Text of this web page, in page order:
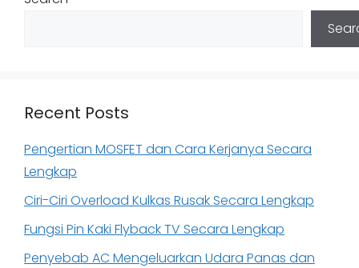
Recent Posts
Pengertian MOSFET dan Cara Kerjanya Secara
Lengkap
Ciri-Ciri Overload Kulkas Rusak Secara Lengkap
Fungsi Pin Kaki Flyback TV Secara Lengkap
Penyebab AC Mengeluarkan Udara Panas dan